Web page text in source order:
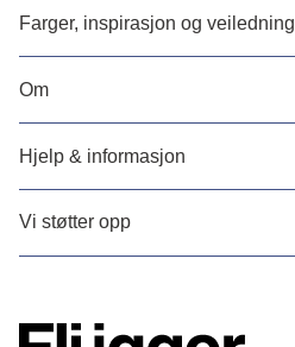
Farger, inspirasjon og veiledning
Om
Hjelp & informasjon
Vi støtter opp